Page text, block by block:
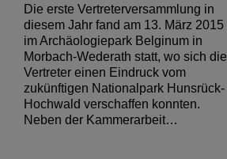
Die erste Vertreterversammlung in
diesem Jahr fand am 13. März 2015
im Archäologiepark Belginum in
Morbach-Wederath statt, wo sich die
Vertreter einen Eindruck vom
zukünftigen Nationalpark Hunsrück-
Hochwald verschaffen konnten.
Neben der Kammerarbeit…